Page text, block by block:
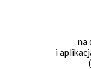
na
i